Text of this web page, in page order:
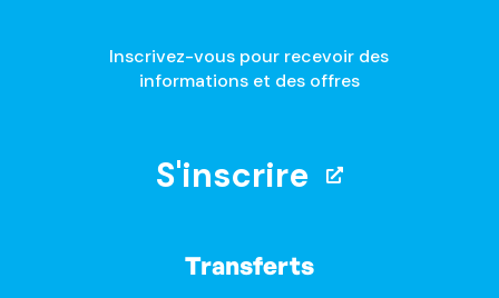
Inscrivez-vous pour recevoir des
informations et des offres
S'inscrire
Transferts